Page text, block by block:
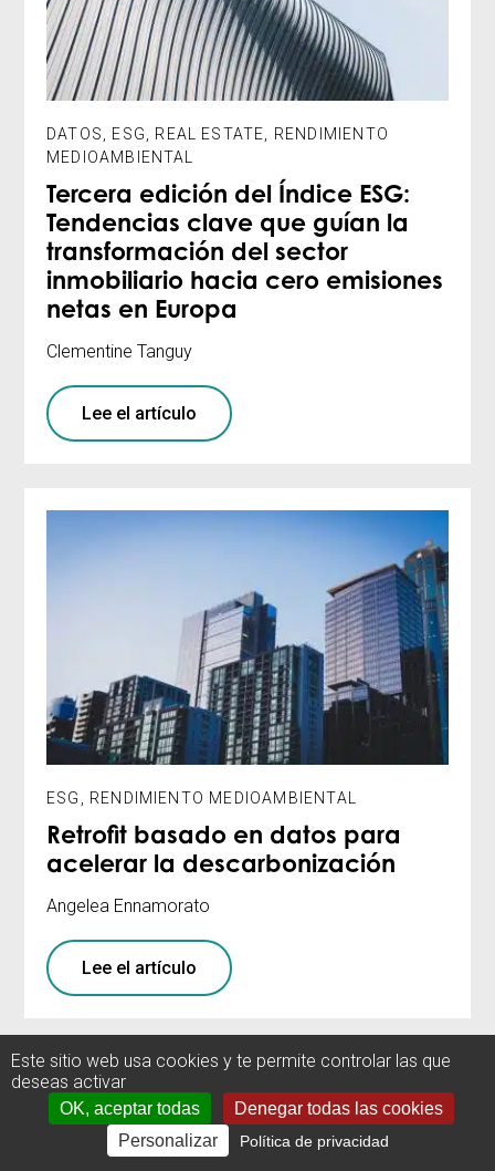
DATOS, ESG, REAL ESTATE, RENDIMIENTO
MEDIOAMBIENTAL
Tercera edición del Índice ESG:
Tendencias clave que guían la
transformación del sector
inmobiliario hacia cero emisiones
netas en Europa
Clementine Tanguy
Lee el artículo
ESG RENDIMIENTO MEDIOAMBIENTAL
Retrofit basado en datos para
acelerar la descarbonización
Angelea Ennamorato
Lee el artículo
Este sitio web usa cookies y te permite controlar las que
deseas activar
OK, aceptar todas
Denegar todas las cookies
Personalizar
Política de privacidad